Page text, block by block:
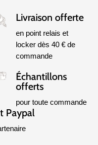
Livraison offerte
en point relais et
locker dès 40 € de
commande
Échantillons
offerts
pour toute commande
Paypal